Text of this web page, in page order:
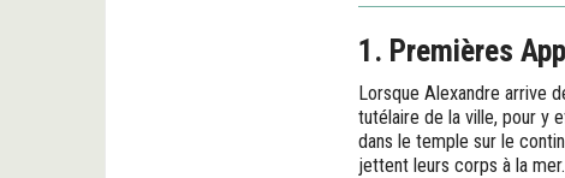
1. Premières
Lorsque Alexandre arrive
tutélaire de la ville, pour y
dans le temple sur le
jettent leurs corps à la